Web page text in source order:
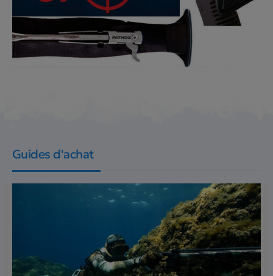
Guides d'achat